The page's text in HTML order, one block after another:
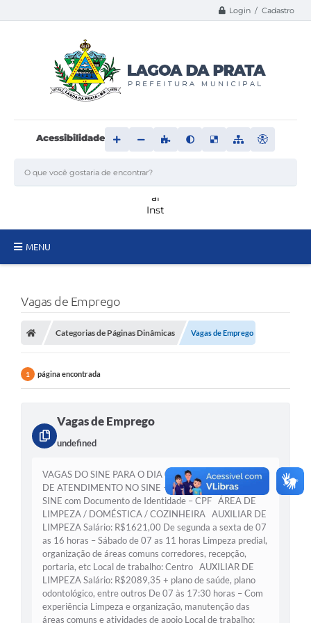
Login / Cadastro
Acessibilidade
MENU
Transparência
Carta de Serviços
Ouvidoria
IPTU, ALVARÁ, ISS E OUTROS SERVIÇOS
Notas Fiscais Eletrônicas
Covid-19
Serviços Online
Administração
A Prefeitura
Vagas de Emprego
Categorias de Páginas Dinâmicas Vagas de Emprego
1 página encontrada
Vagas de Emprego
undefined
VAGAS DO SINE PARA O DIA 07/08/2026 HORÁRIO
DE ATENDIMENTO NO SINE – 09hs às 15hs Procurar o
SINE com Documento de Identidade – CPF ÁREA DE
LIMPEZA / DOMÉSTICA / COZINHEIRA AUXILIAR DE
LIMPEZA Salário: R$1621,00 De segunda a sexta de 07
as 16 horas – Sábado de 07 as 11 horas Limpeza predial,
organização de áreas comuns corredores, recepção,
portaria, etc Local de trabalho: Centro AUXILIAR DE
LIMPEZA Salário: R$2089,35 + plano de saúde, plano
odontológico, entre outros De 07 às 17:30 horas – Com
experiência Limpeza e organização, manutenção das
áreas comuns e atividades de apoio Local de trabalho: